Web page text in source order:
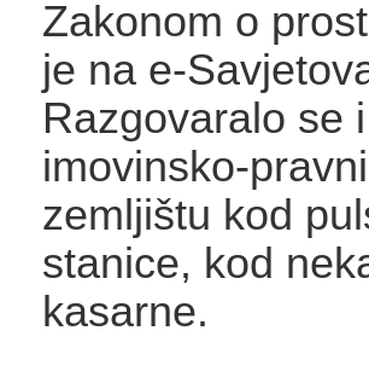
Zakonom o
je na e-
Razgovaralo se
imovinsko-
zemljištu kod
stanice, kod
kasarne.